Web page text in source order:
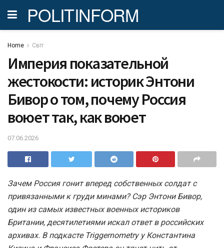
POLITINFORM
Home Світ
Империя показательной
жестокости: историк Энтони
Бивор о том, почему Россия
воюет так, как воюет
07.06.2026
Зачем Россия гонит вперед собственных солдат с
привязанными к груди минами? Сэр Энтони Бивор,
один из самых известных военных историков
Британии, десятилетиями искал ответ в российских
архивах. В подкасте Triggernometry у Константина